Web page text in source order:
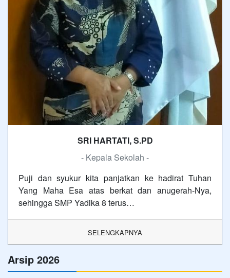
SRI HARTATI, S.PD
- Kepala Sekolah -
Puji dan syukur kita panjatkan ke hadirat Tuhan
Yang Maha Esa atas berkat dan anugerah-Nya,
sehingga SMP Yadika 8 terus…
SELENGKAPNYA
Arsip 2026